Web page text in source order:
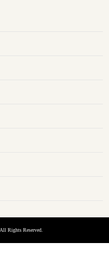
Rights Reserved.